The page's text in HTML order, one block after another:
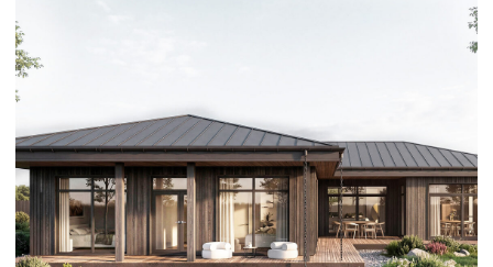
СЕКЕРИНО / 195 М²/ 2026
НОВОИЛЛАРИОНОВСКАЯ /
300М²/ 2024